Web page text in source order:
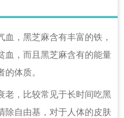
血，黑芝麻含有丰富的铁，
血，而且黑芝麻含有的能量
体质。
老，比较常见于长时间吃黑
除自由基，对于人体的皮肤